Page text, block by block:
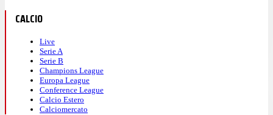
CALCIO
Live
Serie A
Serie B
Champions League
Europa League
Conference League
Calcio Estero
Calciomercato